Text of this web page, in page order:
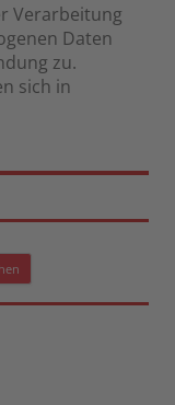
Verarbeitung
Daten
zu.
sich in